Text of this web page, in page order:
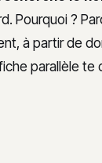
Pourquoi ?
à partir de
parallèle te